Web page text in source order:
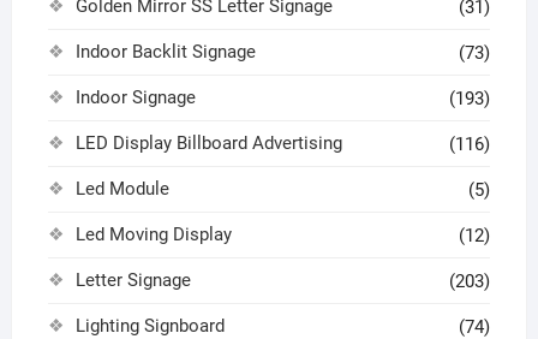
Golden Mirror SS Letter Signage (31)
Indoor Backlit Signage (73)
Indoor Signage (193)
LED Display Billboard Advertising (116)
Led Module (5)
Led Moving Display (12)
Letter Signage (203)
Lighting Signboard (74)